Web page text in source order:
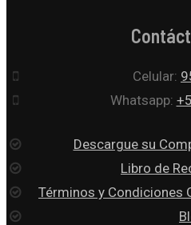
Celular:
Whatsapp:
Descargue su
Libro de
Términos y Condiciones